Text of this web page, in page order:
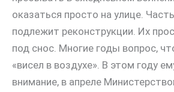
оказаться просто на улице.
подлежит реконструкции. Их
под снос. Многие годы вопрос,
«висел в воздухе». В этом году
внимание, в апреле